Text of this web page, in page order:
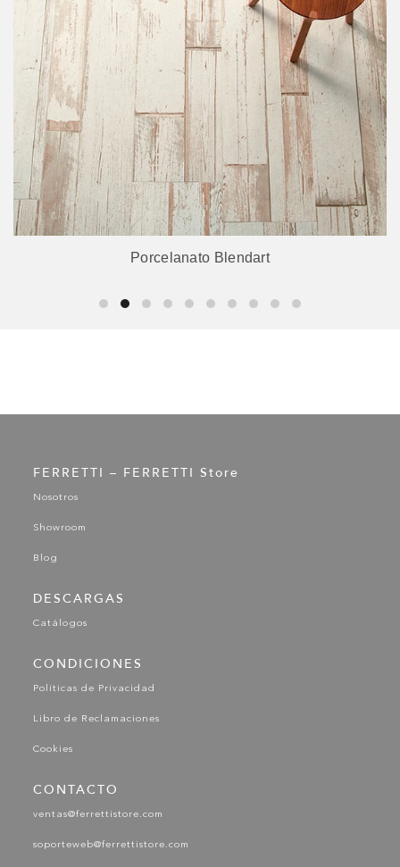
Porcelanato Blendart
FERRETTI – FERRETTI Store
Nosotros
Showroom
Blog
DESCARGAS
Catálogos
CONDICIONES
Políticas de Privacidad
Libro de Reclamaciones
Cookies
CONTACTO
ventas@ferrettistore.com
soporteweb@ferrettistore.com